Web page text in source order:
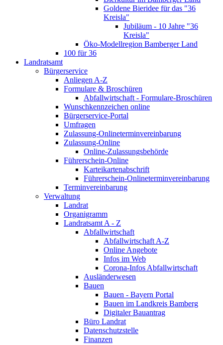
Goldene Bieridee für das "36
Kreisla"
Jubiläum - 10 Jahre "36
Kreisla"
Öko-Modellregion Bamberger Land
100 für 36
Landratsamt
Bürgerservice
Anliegen A-Z
Formulare & Broschüren
Abfallwirtschaft - Formulare-Broschüren
Wunschkennzeichen online
Bürgerservice-Portal
Umfragen
Zulassung-Onlineterminvereinbarung
Zulassung-Online
Online-Zulassungsbehörde
Führerschein-Online
Karteikartenabschrift
Führerschein-Onlineterminvereinbarung
Terminvereinbarung
Verwaltung
Landrat
Organigramm
Landratsamt A - Z
Abfallwirtschaft
Abfallwirtschaft A-Z
Online Angebote
Infos im Web
Corona-Infos Abfallwirtschaft
Ausländerwesen
Bauen
Bauen - Bayern Portal
Bauen im Landkreis Bamberg
Digitaler Bauantrag
Büro Landrat
Datenschutzstelle
Finanzen